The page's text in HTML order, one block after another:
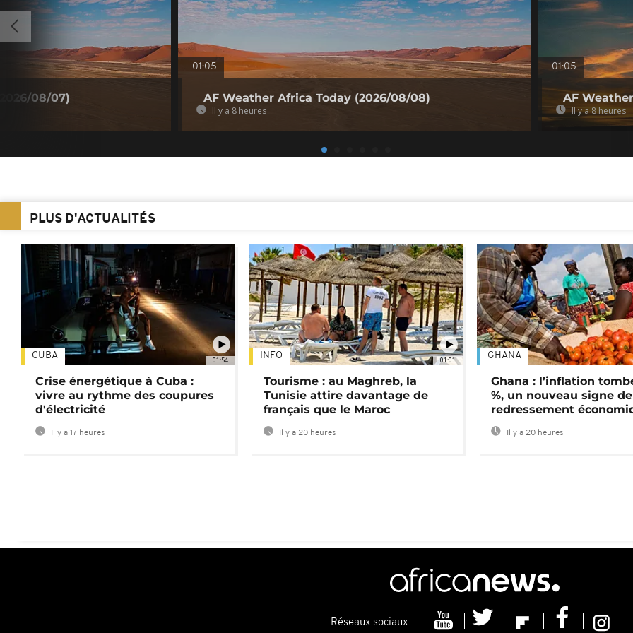
08/07)
01:05
AF Weather Africa Today (2026/08/08)
Il y a 8 heures
01:05
AF
Il y a 8 heures
PLUS D'ACTUALITÉS
01:54
CUBA
Crise énergétique à Cuba :
vivre au rythme des coupures
d'électricité
Il y a 17 heures
01:01
INFO
Tourisme : au Maghreb, la
Tunisie attire davantage de
français que le Maroc
Il y a 20 heures
GHANA
Ghana : l’inflation
%, un nouveau signe de
redressement
Il y a 20 heures
Réseaux sociaux